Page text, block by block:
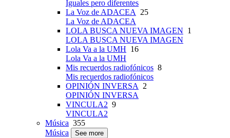
Iguales pero diferentes
La Voz de ADACEA
25
La Voz de ADACEA
LOLA BUSCA NUEVA IMAGEN 1
LOLA BUSCA NUEVA IMAGEN
Lola Va a la UMH 16
Lola Va a la UMH
Mis recuerdos radiofónicos 8
Mis recuerdos radiofónicos
OPINIÓN INVERSA
2
OPINIÓN INVERSA
VINCULA2 9
VINCULA2
Música 355
Música
See more